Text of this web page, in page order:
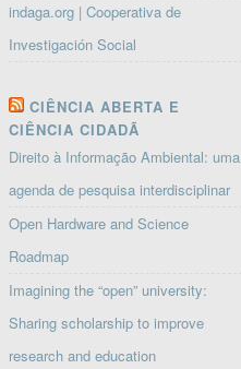
indaga.org | Cooperativa de
Investigación Social
CIÊNCIA ABERTA E
CIÊNCIA CIDADÃ
Direito à Informação Ambiental: uma
agenda de pesquisa interdisciplinar
Open Hardware and Science
Roadmap
Imagining the “open” university:
Sharing scholarship to improve
research and education